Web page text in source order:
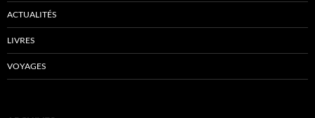
ACTUALITÉS
LIVRES
VOYAGES